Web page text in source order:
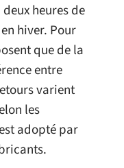
heures de
hiver. Pour
que de la
entre
varient
les
adopté par